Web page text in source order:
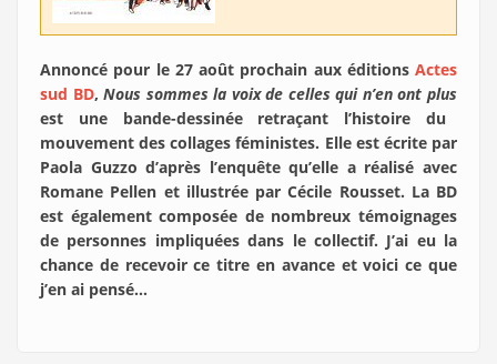
Annoncé pour le 27 août prochain aux éditions Actes
sud BD,Nous sommes la voix de celles qui n’en ont plus
est une bande-dessinée retraçant l’histoire du
mouvement des collages féministes. Elle est écrite par
Paola Guzzo d’après l’enquête qu’elle a réalisé avec
Romane Pellen et illustrée par Cécile Rousset. La BD
est également composée de nombreux témoignages
de personnes impliquées dans le collectif. J’ai eu la
chance de recevoir ce titre en avance et voici ce que
j’en ai pensé…